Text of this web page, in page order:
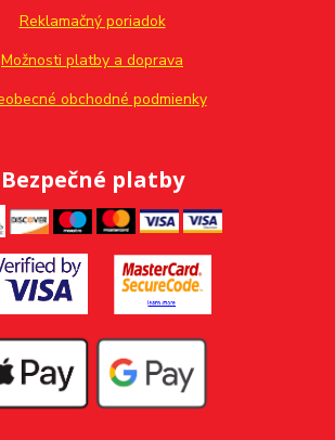
Reklamačný poriadok
Možnosti platby a doprava
obchodné podmienky
Bezpečné platby